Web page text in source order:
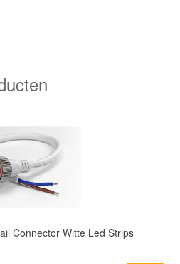
Connector Witte Led Strips